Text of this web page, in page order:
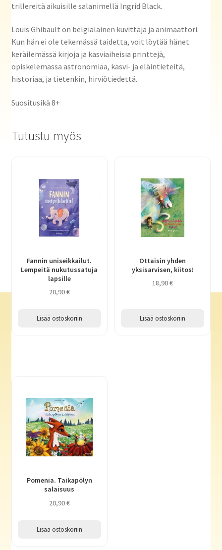
trillereitä aikuisille salanimellä Ingrid Black.
Louis Ghibault on belgialainen kuvittaja ja animaattori.
Kun hän ei ole tekemässä taidetta, voit löytää hänet
keräilemässä kirjoja ja kasviaiheisia printtejä,
opiskelemassa astronomiaa, kasvi- ja eläintieteitä,
historiaa, ja tietenkin, hirviötiedettä.
Suositusikä 8+
Tutustu myös
Fannin uniseikkailut.
Lempeitä nukutussatuja
lapsille
20,90€
Lisää ostoskoriin
Ottaisin yhden
yksisarvisen, kiitos!
18,90€
Lisää ostoskoriin
Pomenia. Taikapölyn
salaisuus
20,90€
Lisää ostoskoriin